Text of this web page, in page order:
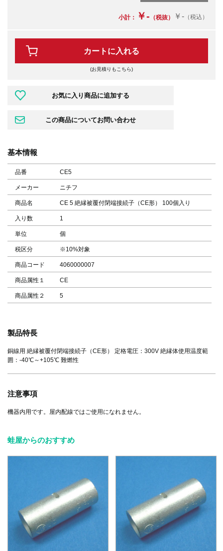
小計： ￥- （税抜） ￥- （税込）
カートに入れる
(お見積りもこちら)
基本情報
品番 CE5
メーカー ニチフ
商品名 CE 5 絶縁被覆付閉端接続子（CE形） 100個入り
入り数 1
単位 個
税区分 ※10%対象
商品コード 4060000007
商品属性１ CE
商品属性２ 5
製品特長
銅線用 絶縁被覆付閉端接続子（CE形） 定格電圧：300V 絶縁体使用温度範
囲：-40℃～+105℃ 難燃性
注意事項
機器内用です。屋内配線ではご使用になれません。
蛙屋からのおすすめ